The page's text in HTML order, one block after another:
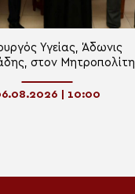
Υγείας, Άδωνις
στον Μητροπολίτη
| 10:00